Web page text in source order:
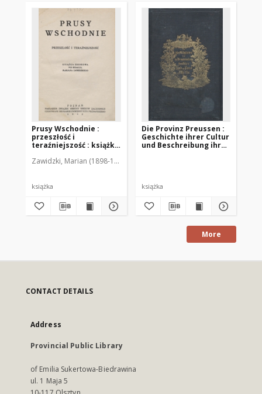
Prusy Wschodnie :
przeszłość i
teraźniejszość : książka
Zawidzki, Marian (1898-1945). Red.
książka
Die Provinz Preussen :
Geschichte ihrer Cultur
und Beschreibung ihrer
XXIV. Versammlung
Forstwirthe zu
Königsberg in Pr.
książka
More
CONTACT DETAILS
Address
Provincial Public Library
of Emilia Sukertowa-Biedrawina
ul. 1 Maja 5